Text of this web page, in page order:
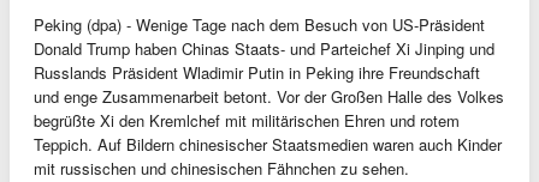
Peking (dpa) - Wenige Tage nach dem Besuch von US-Präsident
Donald Trump haben Chinas Staats- und Parteichef Xi Jinping und
Russlands Präsident Wladimir Putin in Peking ihre Freundschaft
und enge Zusammenarbeit betont. Vor der Großen Halle des Volkes
begrüßte Xi den Kremlchef mit militärischen Ehren und rotem
Teppich. Auf Bildern chinesischer Staatsmedien waren auch Kinder
mit russischen und chinesischen Fähnchen zu sehen.